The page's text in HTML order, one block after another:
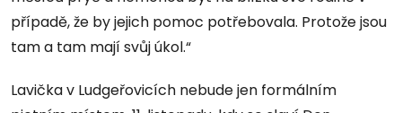
případě, že by jejich pomoc potřebovala. Protože jsou
tam a tam mají svůj úkol.“
Lavička v Ludgeřovicích nebude jen formálním